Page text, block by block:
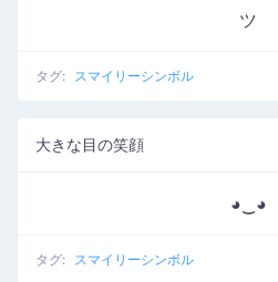
ツ
タグ: スマイリーシンボル
大きな目の笑顔
◕‿◕
タグ: スマイリーシンボル